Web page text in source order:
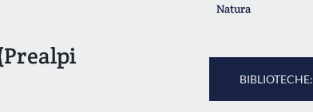
Natura
BIBLIOTECHE: